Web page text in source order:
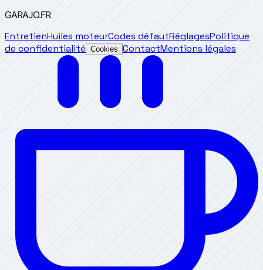
GARAJO.FR
EntretienHuiles moteurCodes défautRéglagesPolitique
de confidentialité Cookies ContactMentions légales